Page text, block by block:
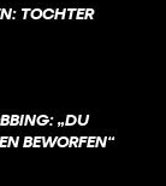
TOCHTER
„DU
BEWORFEN“